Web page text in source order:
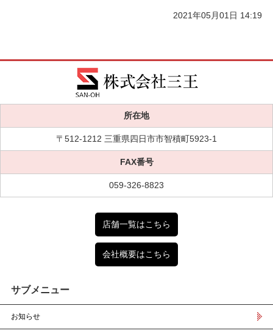
2021年05月01日 14:19
所在地
〒512-1212 三重県四日市市智積町5923-1
FAX番号
059-326-8823
店舗一覧はこちら
会社概要はこちら
サブメニュー
お知らせ